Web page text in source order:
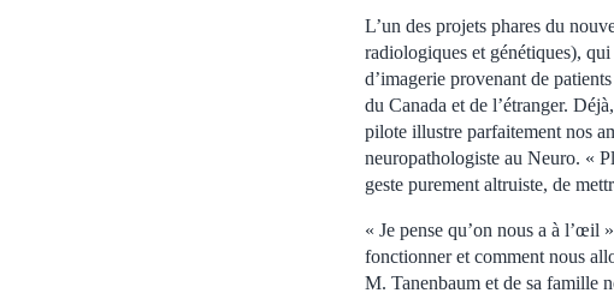
L’un des projets phares du
radiologiques et génétiques),
d’imagerie provenant de
du Canada et de l’étranger.
pilote illustre parfaitement nos
neuropathologiste au Neuro. «
geste purement altruiste, de
« Je pense qu’on nous a à l’œil
fonctionner et comment nous
M. Tanenbaum et de sa famille